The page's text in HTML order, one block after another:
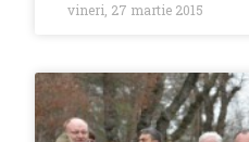
vineri, 27 martie 2015